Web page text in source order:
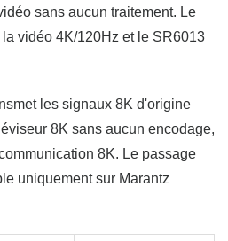
sans aucun traitement. Le
vidéo 4K/120Hz et le SR6013
les signaux 8K d'origine
8K sans aucun encodage,
8K. Le passage
uniquement sur Marantz